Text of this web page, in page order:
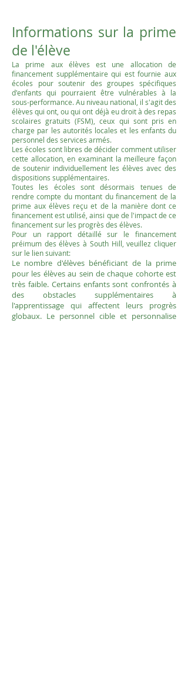
Informations sur la prime
de l'élève
La prime aux élèves est une allocation de
financement supplémentaire qui est fournie aux
écoles pour soutenir des groupes spécifiques
d'enfants qui pourraient être vulnérables à la
sous-performance. Au niveau national, il s'agit des
élèves qui ont, ou qui ont déjà eu droit à des repas
scolaires gratuits (FSM), ceux qui sont pris en
charge par les autorités locales et les enfants du
personnel des services armés.
Les écoles sont libres de décider comment utiliser
cette allocation, en examinant la meilleure façon
de soutenir individuellement les élèves avec des
dispositions supplémentaires.
Toutes les écoles sont désormais tenues de
rendre compte du montant du financement de la
prime aux élèves reçu et de la manière dont ce
financement est utilisé, ainsi que de l'impact de ce
financement sur les progrès des élèves.
Pour un rapport détaillé sur le financement
préimum des élèves à South Hill, veuillez cliquer
sur le lien suivant:
Le nombre d'élèves bénéficiant de la prime
pour les élèves au sein de chaque cohorte est
très faible. Certains enfants sont confrontés à
des obstacles supplémentaires à
l'apprentissage qui affectent leurs progrès
globaux. Le personnel cible et personnalise